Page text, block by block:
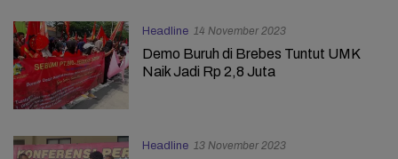
Headline 14 November 2023
Demo Buruh di Brebes Tuntut UMK
Naik Jadi Rp 2,8 Juta
Headline 13 November 2023